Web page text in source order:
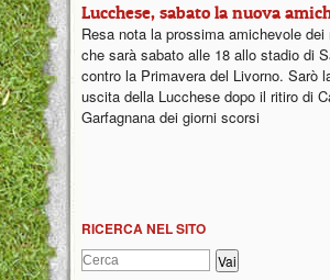
Lucchese, sabato la nuova
Resa nota la prossima amichevole dei
che sarà sabato alle 18 allo stadio di
contro la Primavera del Livorno. Sarò
uscita della Lucchese dopo il ritiro di
Garfagnana dei giorni scorsi
RICERCA NEL SITO